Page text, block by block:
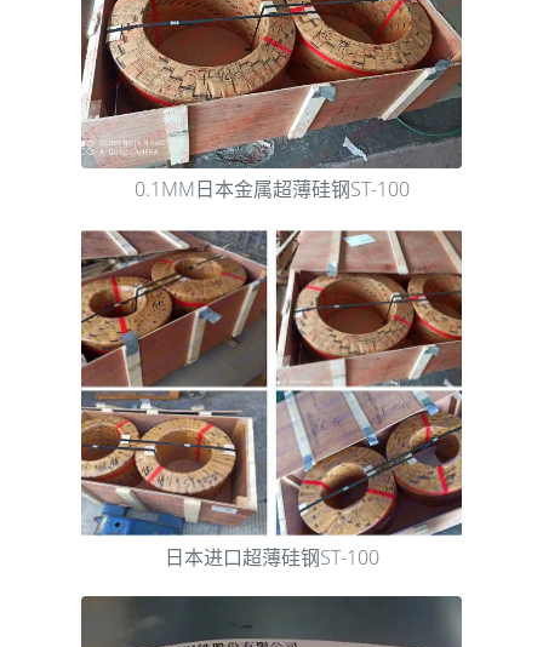
0.1MM日本金属超薄硅钢ST-100
日本进口超薄硅钢ST-100